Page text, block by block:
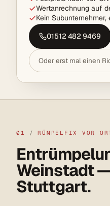
Wertanrechnung auf
Kein
01512 482 9469
Oder erst mal einen
01 / RÜMPELFIX VOR
Weinstadt
Stuttgart.